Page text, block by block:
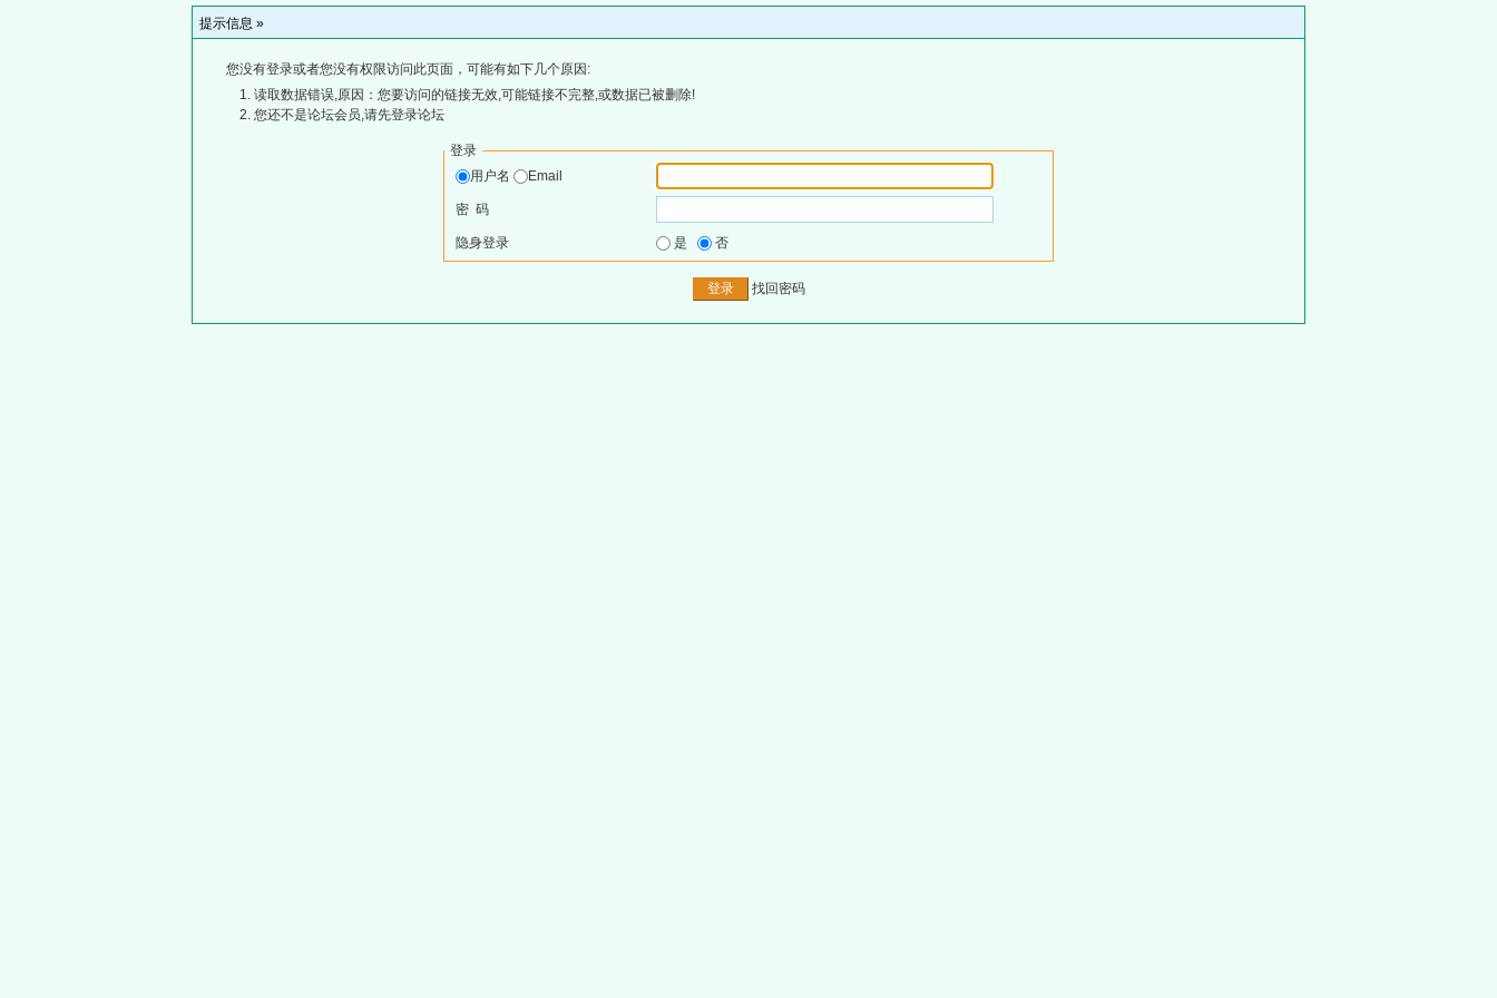
提示信息 »
您没有登录或者您没有权限访问此页面，可能有如下几个原因:
读取数据错误,原因：您要访问的链接无效,可能链接不完整,或数据已被删除!
您还不是论坛会员,请先登录论坛
登录
用户名
Email
密 码
隐身登录 是 否
找回密码